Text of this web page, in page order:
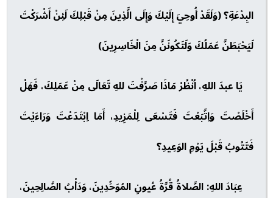
البِدْعَةِ؟ (وَلَقَدْ أُوحِيَ إِلَيْكَ وَإِلَى الَّذِينَ مِنْ قَبْلِكَ لَئِنْ أَشْرَكْتَ
لَيَحْبَطَنَّ عَمَلُكَ وَلَتَكُونَنَّ مِنَ الْخَاسِرِينَ)
يَا عبدَ اللهِ، اُنْظُرْ مَاذَا صَرَّفْتَ للهِ تَعَالَى مِنْ عَمَلِكَ، فَهَلْ
أَخْلَصْتَ وَاِتَّبَعْتَ فَتَسْعَى لِلْمَزِيدِ، أَمَا اِبْتَدَعْتَ وَرَاءَيْتَ
فَتَتُوبُ قَبْلَ يَوْمِ الوَعِيدِ؟
عِبَادَ اللهِ: الصَّلاةُ قُرَّةُ عُيونِ المُوَحِّدِينَ، وَدَأْبُ الصَّالِحِينَ،